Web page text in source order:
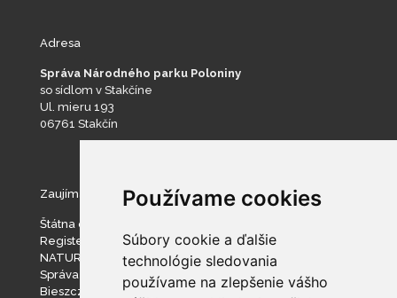
Používame cookies
Súbory cookie a ďalšie
technológie sledovania
používame na zlepšenie vášho
Adresa
Správa Národného parku Poloniny
so sídlom v Stakčíne
Ul. mieru 193
06761 Stakčín
Zaujímavé stránky
Štátna ochrana prírody SR
Register ponúkaného majetku štátu
NATURA 2000
Správa slovenských jaskýň
Bieszczadzki Park Narodowy